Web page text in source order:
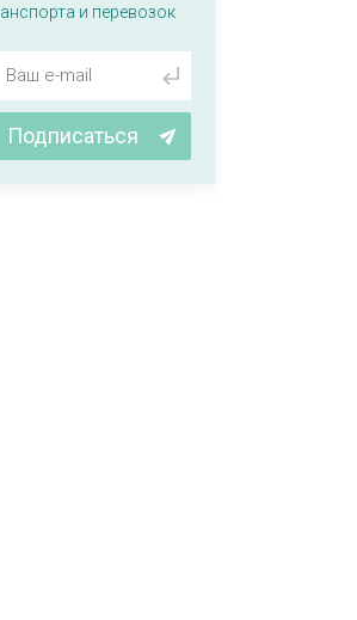
и перевозок
Подписаться